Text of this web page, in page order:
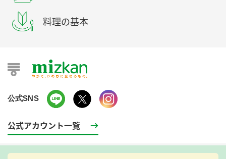
料理の基本
公式SNS
公式アカウント一覧